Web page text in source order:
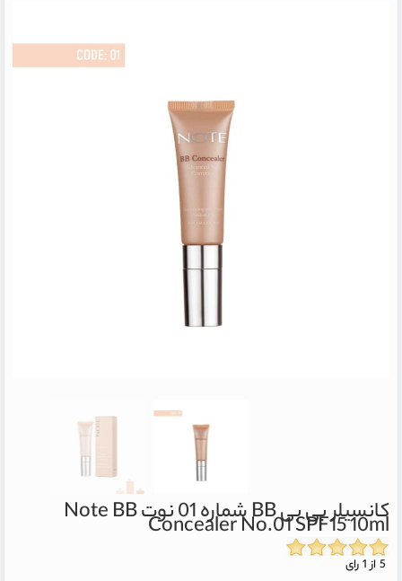
کانسیلر بی بی BB شماره 01 نوت Note BB Concealer No.01 SPF15 10ml